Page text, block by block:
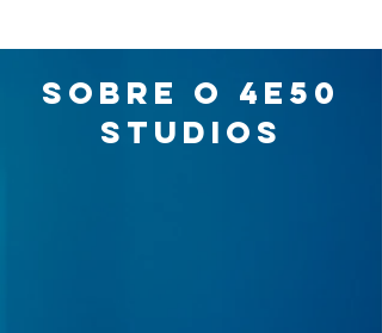
Sobre o 4e50
studios